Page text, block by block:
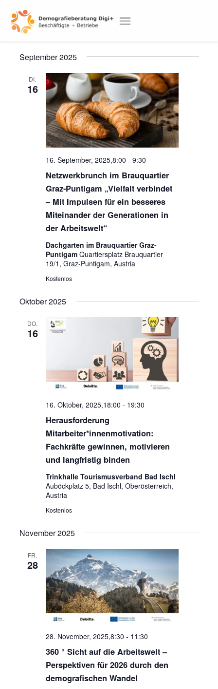
content16.09.2025 - 10.06.2026
wählen.
September 2025
DI.
16
Netzwerkbrunch im Brauquartier
Graz-Puntigam „Vielfalt verbindet
– Mit Impulsen für ein besseres
Miteinander der Generationen in
der Arbeitswelt“
16. September, 2025,8:00 - 9:30
Dachgarten im Brauquartier Graz-
Puntigam Quartiersplatz Brauquartier
19/1, Graz-Puntigam, Austria
Kostenlos
Oktober 2025
DO.
16
Herausforderung
Mitarbeiter*innenmotivation:
Fachkräfte gewinnen, motivieren
und langfristig binden
16. Oktober, 2025,18:00 - 19:30
Trinkhalle Tourismusverband Bad Ischl
Auböckplatz 5, Bad Ischl, Oberösterreich,
Austria
Kostenlos
November 2025
FR.
28
360 ° Sicht auf die Arbeitswelt –
Perspektiven für 2026 durch den
demografischen Wandel
28. November, 2025,8:30 - 11:30